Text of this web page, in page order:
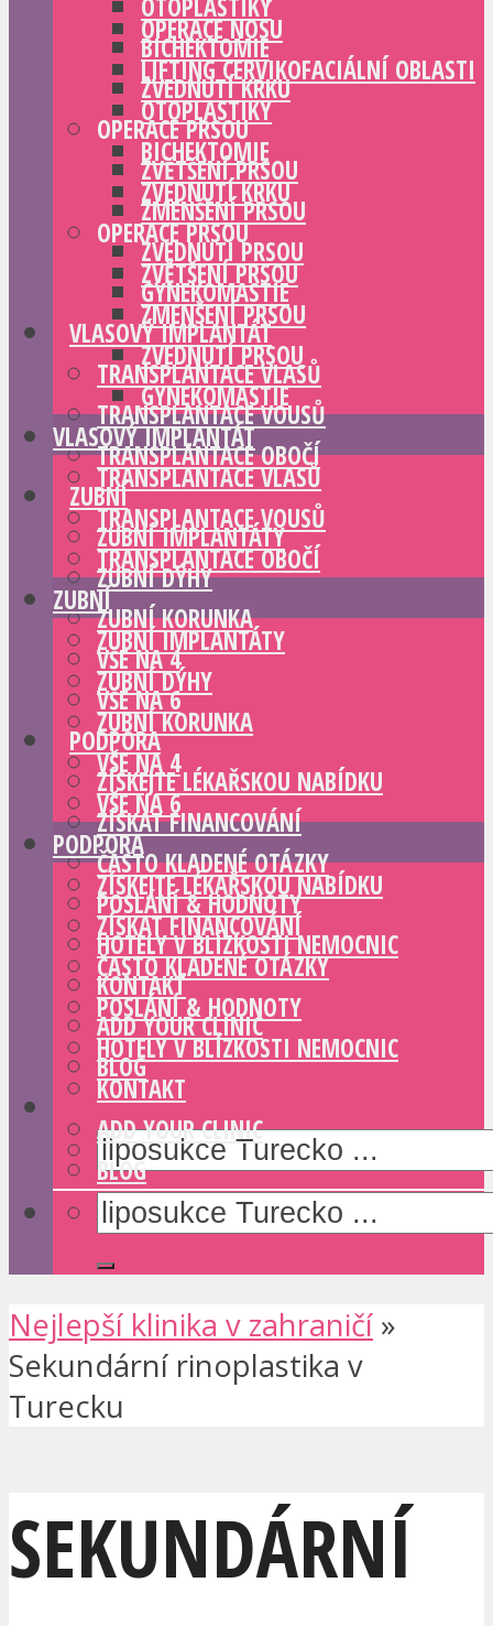
OTOPLASTIKY
BICHEKTOMIE
ZVEDNUTÍ KRKU
OPERACE PRSOU
ZVĚTŠENÍ PRSOU
ZMENŠENÍ PRSOU
ZVEDNUTÍ PRSOU
GYNEKOMASTIE
VLASOVÝ IMPLANTÁT
TRANSPLANTACE VLASŮ
TRANSPLANTACE VOUSŮ
TRANSPLANTACE OBOČÍ
ZUBNÍ
ZUBNÍ IMPLANTÁTY
ZUBNÍ DÝHY
ZUBNÍ KORUNKA
VŠE NA 4
VŠE NA 6
PODPORA
ZÍSKEJTE LÉKAŘSKOU NABÍDKU
ZÍSKAT FINANCOVÁNÍ
ČASTO KLADENÉ OTÁZKY
POSLÁNÍ & HODNOTY
HOTELY V BLÍZKOSTI NEMOCNIC
KONTAKT
ADD YOUR CLINIC
BLOG
OPERACE NOSU
LIFTING CERVIKOFACIÁLNÍ OBLASTI
OTOPLASTIKY
BICHEKTOMIE
ZVEDNUTÍ KRKU
OPERACE PRSOU
ZVĚTŠENÍ PRSOU
ZMENŠENÍ PRSOU
ZVEDNUTÍ PRSOU
GYNEKOMASTIE
VLASOVÝ IMPLANTÁT
TRANSPLANTACE VLASŮ
TRANSPLANTACE VOUSŮ
TRANSPLANTACE OBOČÍ
ZUBNÍ
ZUBNÍ IMPLANTÁTY
ZUBNÍ DÝHY
ZUBNÍ KORUNKA
VŠE NA 4
VŠE NA 6
PODPORA
ZÍSKEJTE LÉKAŘSKOU NABÍDKU
ZÍSKAT FINANCOVÁNÍ
ČASTO KLADENÉ OTÁZKY
POSLÁNÍ & HODNOTY
HOTELY V BLÍZKOSTI NEMOCNIC
KONTAKT
ADD YOUR CLINIC
BLOG
Nejlepší klinika v zahraničí »
Sekundární rinoplastika v
Turecku
SEKUNDÁRNÍ